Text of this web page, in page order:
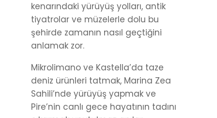
kenarındaki yürüyüş yolları, antik
tiyatrolar ve müzelerle dolu bu
şehirde zamanın nasıl geçtiğini
anlamak zor.
Mikrolimano ve Kastella’da taze
deniz ürünleri tatmak, Marina Zea
Sahili’nde yürüyüş yapmak ve
Pire’nin canlı gece hayatının tadını